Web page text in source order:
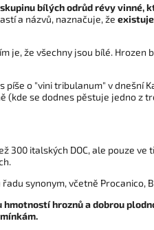
bílých odrůd révy vinné,
a názvů, naznačuje, že
je, že všechny jsou bílé. Hrozen
píše o "vini tribulanum" v dnešní
(kde se dodnes pěstuje jedno z
300 italských DOC, ale pouze
synonym, včetně
hmotností hroznů a dobrou